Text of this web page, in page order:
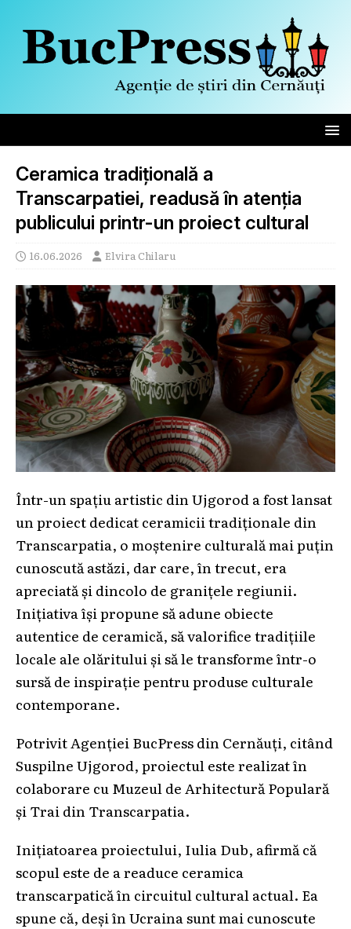
Ceramica tradițională a
Transcarpatiei, readusă în atenția
publicului printr-un proiect cultural
16.06.2026 Elvira Chilaru
Într-un spațiu artistic din Ujgorod a fost lansat
un proiect dedicat ceramicii tradiționale din
Transcarpatia, o moștenire culturală mai puțin
cunoscută astăzi, dar care, în trecut, era
apreciată și dincolo de granițele regiunii.
Inițiativa își propune să adune obiecte
autentice de ceramică, să valorifice tradițiile
locale ale olăritului și să le transforme într-o
sursă de inspirație pentru produse culturale
contemporane.
Potrivit Agenției BucPress din Cernăuți, citând
Suspilne Ujgorod, proiectul este realizat în
colaborare cu Muzeul de Arhitectură Populară
și Trai din Transcarpatia.
Inițiatoarea proiectului, Iulia Dub, afirmă că
scopul este de a readuce ceramica
transcarpatică în circuitul cultural actual. Ea
spune că, deși în Ucraina sunt mai cunoscute